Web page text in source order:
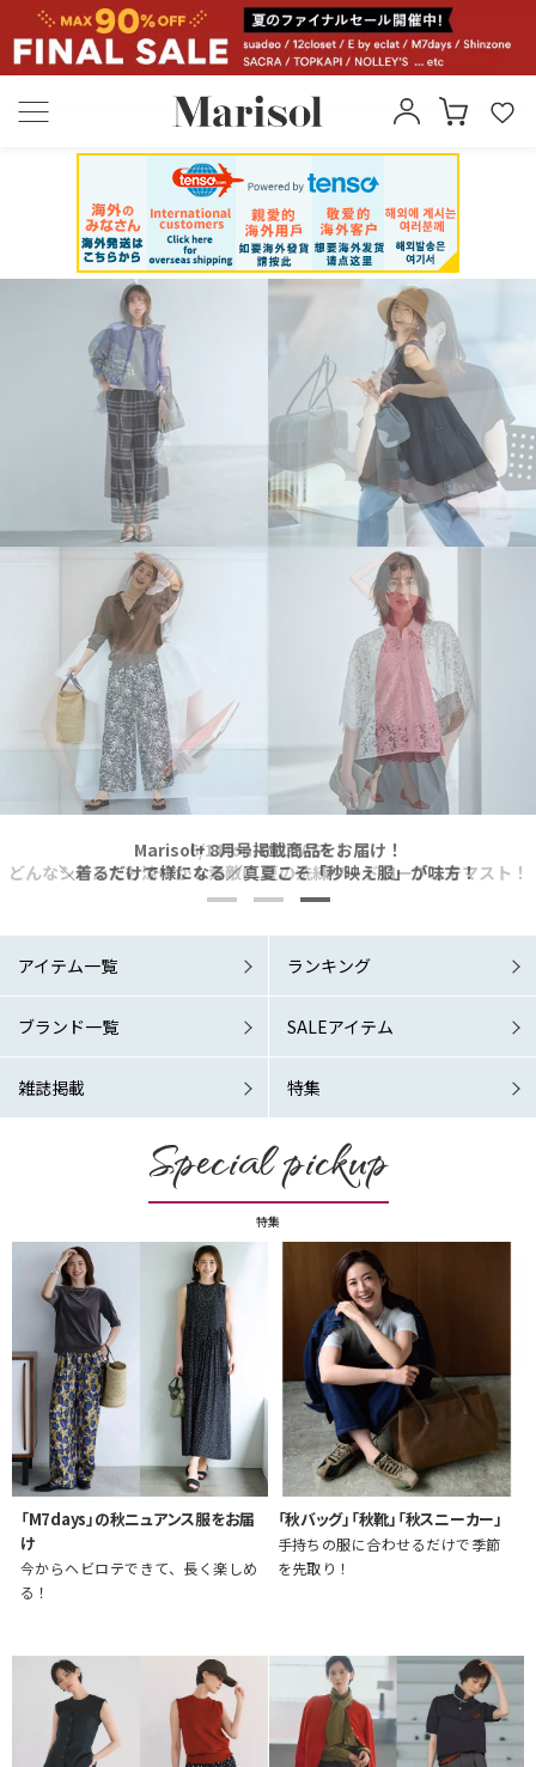
6/1 Mon. RELEASE！
どんなシーンでも涼やか＆素敵に 夏の洗練ワードローブこそマスト！
Marisol+ 9・10月号掲載商品をお届け！
「涼しい秋服」が欲しい！
Marisol+ 8月号掲載商品をお届け！
＼着るだけで様になる／真夏こそ「秒映え服」が味方！
6/1 Mon. RELEASE！
どんなシーンでも涼やか＆素敵に 夏の洗練ワードローブこそマスト！
Marisol+ 9・10月号掲載商品をお届け！
「涼しい秋服」が欲しい！
アイテム一覧 ランキング
ブランド一覧 SALEアイテム
雑誌掲載 特集
Special pickup
特集
「M7days」の秋ニュアンス服をお届
け
今からヘビロテできて、長く楽しめ
る！
「秋バッグ」「秋靴」「秋スニーカー」
手持ちの服に合わせるだけで季節
を先取り！